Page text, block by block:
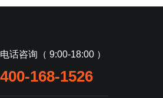
电话咨询（ 9:00-18:00 ）
400-168-1526